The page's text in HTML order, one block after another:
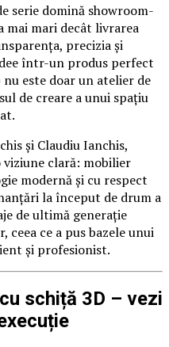
serie domină showroom-
mai mari decât livrarea
precizia și
într-un produs perfect
este doar un atelier de
de creare a unui spațiu
și Claudiu Ianchis,
clară: mobilier
modernă și cu respect
la început de drum a
de ultimă generație
ce a pus bazele unui
și profesionist.
schiță 3D – vezi